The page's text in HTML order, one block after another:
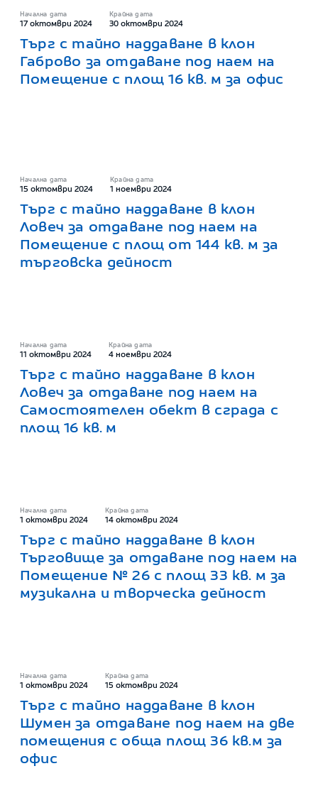
Начална дата
17 октомври 2024
Крайна дата
30 октомври 2024
Търг с тайно наддаване в клон
Габрово за отдаване под наем на
Помещение с площ 16 кв. м за офис
Начална дата
15 октомври 2024
Крайна дата
1 ноември 2024
Търг с тайно наддаване в клон
Ловеч за отдаване под наем на
Помещение с площ от 144 кв. м за
търговска дейност
Начална дата
11 октомври 2024
Крайна дата
4 ноември 2024
Търг с тайно наддаване в клон
Ловеч за отдаване под наем на
Самостоятелен обект в сграда с
площ 16 кв. м
Начална дата
1 октомври 2024
Крайна дата
14 октомври 2024
Търг с тайно наддаване в клон
Търговище за отдаване под наем на
Помещение № 26 с площ 33 кв. м за
музикална и творческа дейност
Начална дата
1 октомври 2024
Крайна дата
15 октомври 2024
Търг с тайно наддаване в клон
Шумен за отдаване под наем на две
помещения с обща площ 36 кв.м за
офис